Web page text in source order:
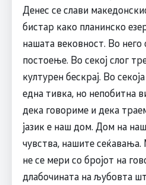
Денес се слави
бистар како планинско
нашата вековност. Во
постоење. Во секој слог
културен бескрај. Во
една тивка, но непобитна
дека говориме и дека
јазик е наш дом. Дом на
чувства, нашите сеќавања.
не се мери со бројот на
длабочината на љубовта